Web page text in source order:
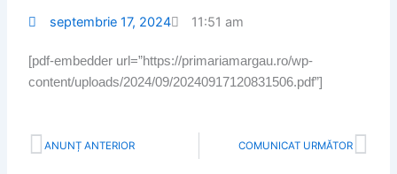
septembrie 17, 2024 11:51 am
[pdf-embedder url=”https://primariamargau.ro/wp-
content/uploads/2024/09/20240917120831506.pdf”]
Prev
ANUNȚ ANTERIOR COMUNICAT URMĂTOR